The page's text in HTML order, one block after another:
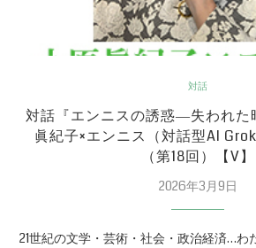
対話
対話『エンニスの誘惑―失われた
眞紀子×エンニス（対話型AI
（第18回）【V】
2026年3月9日
21世紀の文学・芸術・社会・政治経済…わ